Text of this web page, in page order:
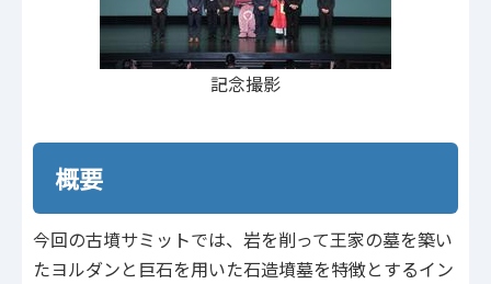
記念撮影
概要
今回の古墳サミットでは、岩を削って王家の墓を築い
たヨルダンと巨石を用いた石造墳墓を特徴とするイン